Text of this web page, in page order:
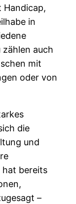
Handicap,
in
auch
mit
oder von
die
und
bereits
–